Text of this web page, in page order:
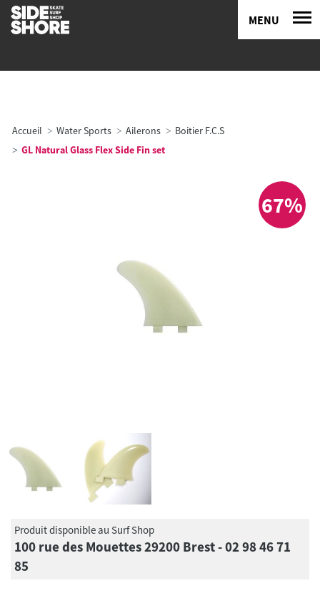
MENU
Accueil Water Sports Ailerons
Boitier F.C.S
GL Natural Glass Flex Side Fin set
67%
Produit disponible au Surf Shop
100 rue des Mouettes 29200 Brest - 02 98 46 71
85